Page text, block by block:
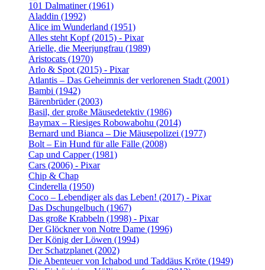
101 Dalmatiner (1961)
Aladdin (1992)
Alice im Wunderland (1951)
Alles steht Kopf (2015) - Pixar
Arielle, die Meerjungfrau (1989)
Aristocats (1970)
Arlo & Spot (2015) - Pixar
Atlantis – Das Geheimnis der verlorenen Stadt (2001)
Bambi (1942)
Bärenbrüder (2003)
Basil, der große Mäusedetektiv (1986)
Baymax – Riesiges Robowabohu (2014)
Bernard und Bianca – Die Mäusepolizei (1977)
Bolt – Ein Hund für alle Fälle (2008)
Cap und Capper (1981)
Cars (2006) - Pixar
Chip & Chap
Cinderella (1950)
Coco – Lebendiger als das Leben! (2017) - Pixar
Das Dschungelbuch (1967)
Das große Krabbeln (1998) - Pixar
Der Glöckner von Notre Dame (1996)
Der König der Löwen (1994)
Der Schatzplanet (2002)
Die Abenteuer von Ichabod und Taddäus Kröte (1949)